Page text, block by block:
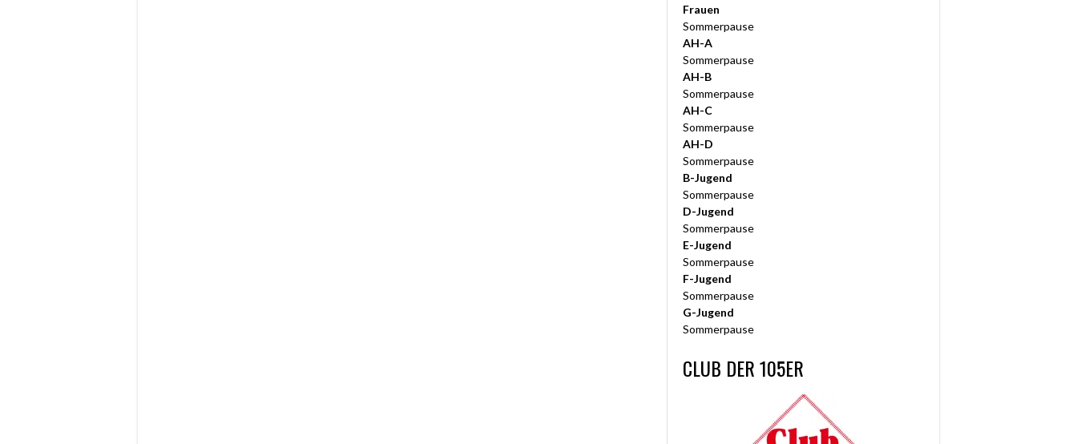
Frauen
Sommerpause
AH-A
Sommerpause
AH-B
Sommerpause
AH-C
Sommerpause
AH-D
Sommerpause
B-Jugend
Sommerpause
D-Jugend
Sommerpause
E-Jugend
Sommerpause
F-Jugend
Sommerpause
G-Jugend
Sommerpause
CLUB DER 105ER